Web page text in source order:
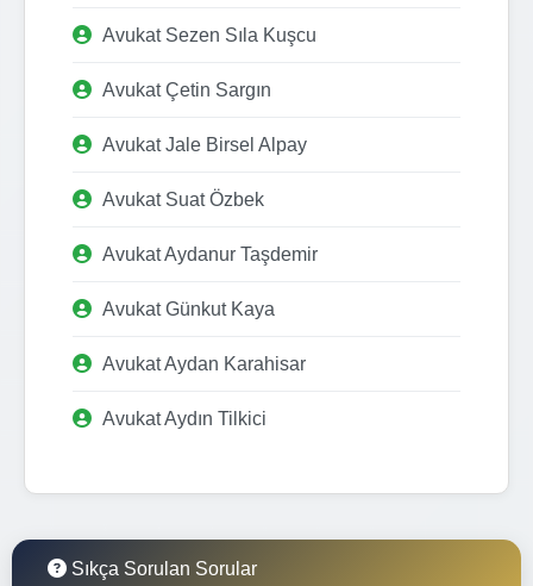
Avukat Sezen Sıla Kuşcu
Avukat Çetin Sargın
Avukat Jale Birsel Alpay
Avukat Suat Özbek
Avukat Aydanur Taşdemir
Avukat Günkut Kaya
Avukat Aydan Karahisar
Avukat Aydın Tilkici
Sıkça Sorulan Sorular